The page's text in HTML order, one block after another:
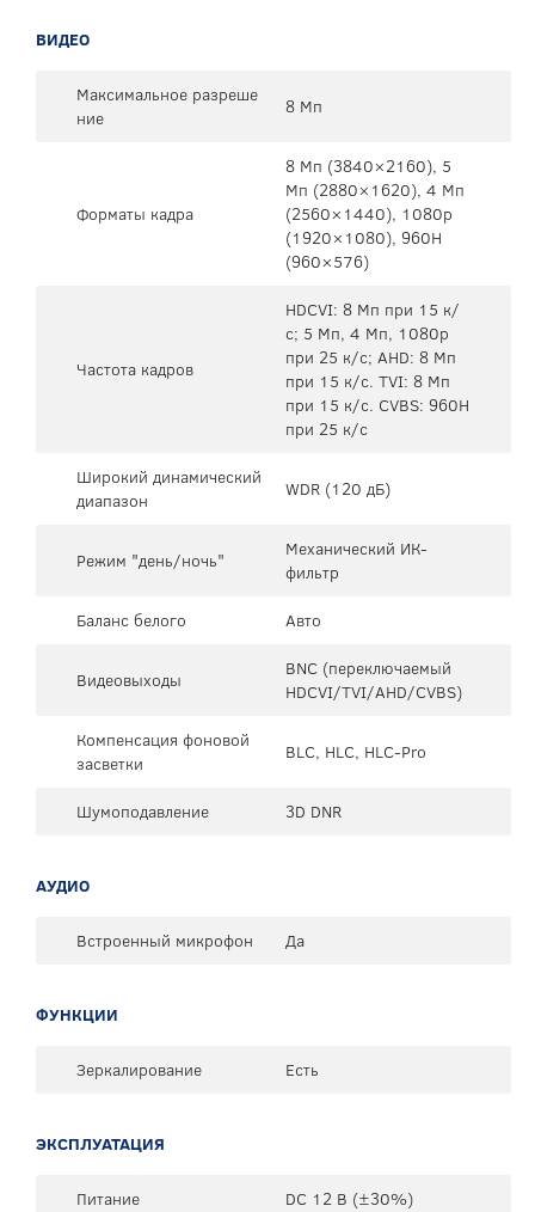
ВИДЕО
Максимальное разреше
ние
8 Мп
Форматы кадра
8 Мп (3840×2160), 5
Mп (2880×1620), 4 Mп
(2560×1440), 1080p
(1920×1080), 960H
(960×576)
Частота кадров
HDCVI: 8 Мп при 15 к/
с; 5 Мп, 4 Мп, 1080p
при 25 к/с; AHD: 8 Мп
при 15 к/с. TVI: 8 Мп
при 15 к/с. CVBS: 960H
при 25 к/с
Широкий динамический
диапазон
WDR (120 дБ)
Режим "день/ночь"
Механический ИК-
фильтр
Баланс белого
Авто
Видеовыходы
BNC (переключаемый
HDCVI/TVI/AHD/CVBS)
Компенсация фоновой
засветки
BLC, HLC, HLC-Pro
Шумоподавление 3D DNR
АУДИО
Встроенный микрофон Да
ФУНКЦИИ
Зеркалирование Есть
ЭКСПЛУАТАЦИЯ
Питание
DC 12 В (±30%)